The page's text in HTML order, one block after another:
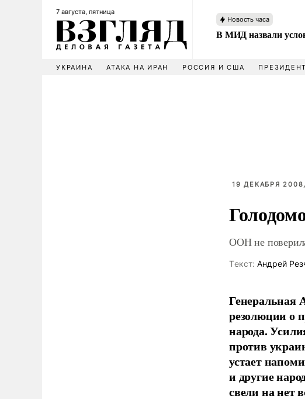
7 августа, пятница
Новость часа
В МИД назвали
УКРАИНА АТАКА НА ИРАН РОССИЯ И США
19 ДЕКАБРЯ
ООН не
Tекст: Андрей
Генеральная
резолюции о
народа.
против
устает
и другие
свели на нет